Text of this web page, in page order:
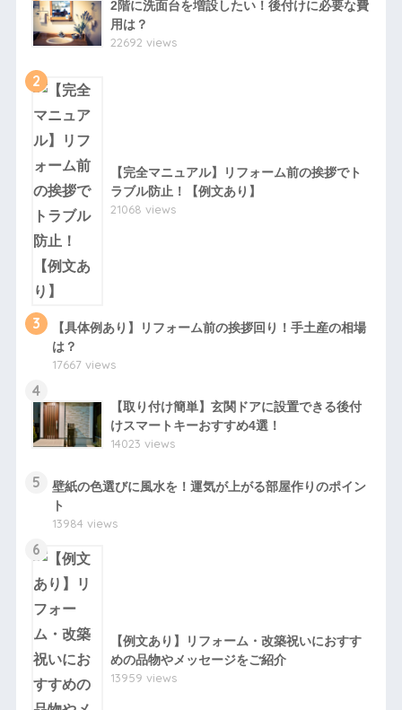
2階に洗面台を増設したい！後付けに必要な費
用は？
22692 views
2
【完全マニュアル】リフォーム前の挨拶でト
ラブル防止！【例文あり】
21068 views
3
【具体例あり】リフォーム前の挨拶回り！手土産の相場
は？
17667 views
4
【取り付け簡単】玄関ドアに設置できる後付
けスマートキーおすすめ4選！
14023 views
5
壁紙の色選びに風水を！運気が上がる部屋作りのポイン
ト
13984 views
6
【例文あり】リフォーム・改築祝いにおすす
めの品物やメッセージをご紹介
13959 views